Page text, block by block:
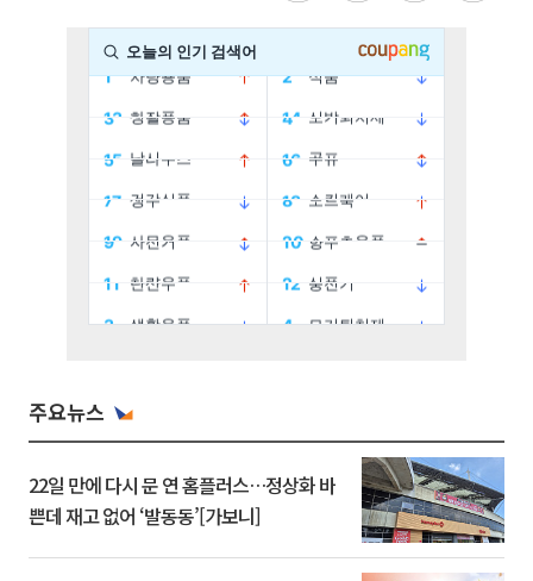
주요뉴스
22일 만에 다시 문 연 홈플러스…정상화 바
쁜데 재고 없어 ‘발동동’[가보니]